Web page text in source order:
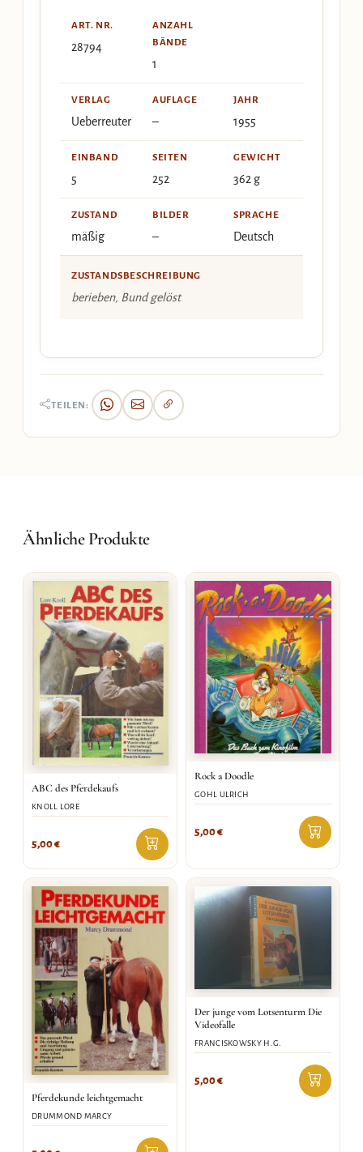
ART. NR.
28794
ANZAHL
BÄNDE
1
VERLAG
Ueberreuter
AUFLAGE
–
JAHR
1955
EINBAND
5
SEITEN
252
GEWICHT
362 g
ZUSTAND
mäßig
BILDER
–
SPRACHE
Deutsch
ZUSTANDSBESCHREIBUNG
berieben, Bund gelöst
TEILEN:
Ähnliche Produkte
ABC des Pferdekaufs
KNOLL LORE
5,00€
Rock a Doodle
GOHL ULRICH
5,00€
Pferdekunde leichtgemacht
DRUMMOND MARCY
Der junge vom Lotsenturm Die
Videofalle
FRANCISKOWSKY H.G.
5,00€